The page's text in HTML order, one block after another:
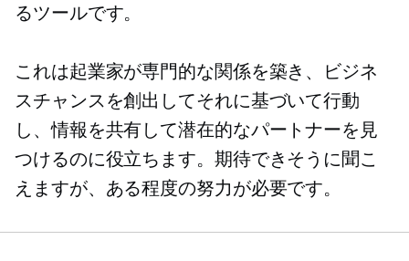
るツールです。
これは起業家が専門的な関係を築き、ビジネ
スチャンスを創出してそれに基づいて行動
し、情報を共有して潜在的なパートナーを見
つけるのに役立ちます。期待できそうに聞こ
えますが、ある程度の努力が必要です。